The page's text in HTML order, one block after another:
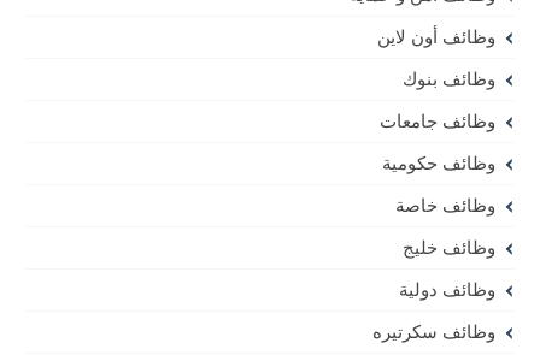
وظائف أون لاين
وظائف بنوك
وظائف جامعات
وظائف حكومية
وظائف خاصة
وظائف خليج
وظائف دولية
وظائف سكرتيره